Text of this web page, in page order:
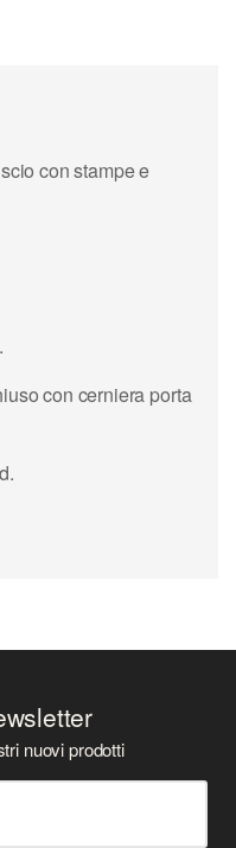
con stampe e
con cerniera porta
nuovi prodotti